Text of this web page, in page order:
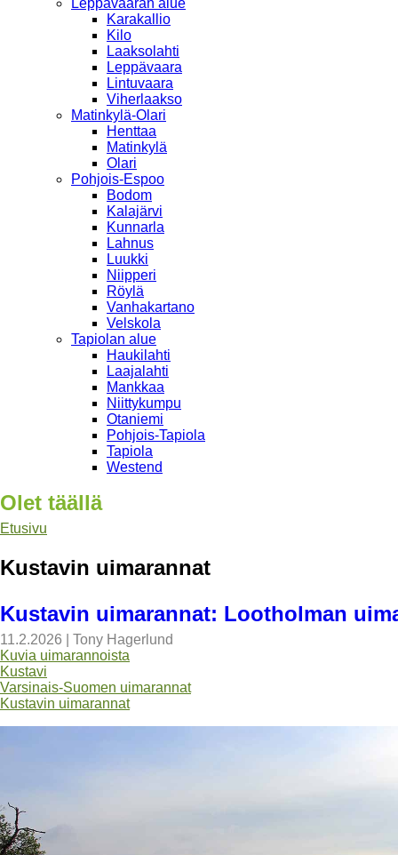
Karakallio
Kilo
Laaksolahti
Leppävaara
Lintuvaara
Viherlaakso
Matinkylä-Olari
Henttaa
Matinkylä
Olari
Pohjois-Espoo
Bodom
Kalajärvi
Kunnarla
Lahnus
Luukki
Niipperi
Röylä
Vanhakartano
Velskola
Tapiolan alue
Haukilahti
Laajalahti
Mankkaa
Niittykumpu
Otaniemi
Pohjois-Tapiola
Tapiola
Westend
Olet täällä
Etusivu
Kustavin uimarannat
Kustavin uimarannat: Lootholman
11.2.2026
Tony Hagerlund
Kuvia uimarannoista
Kustavi
Varsinais-Suomen uimarannat
Kustavin uimarannat